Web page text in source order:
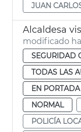
JUAN
modificado
SEGURIDAD
TODAS LAS
EN PORTADA
NORMAL
POLICÍA